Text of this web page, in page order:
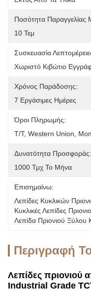
Ποσότητα Παραγγελίας
10 Τεμ
Συσκευασία
Χωριστό Κιβώτιο
Χρόνος Παράδοσης:
7 Εργάσιμες Ημέρες
Όροι Πληρωμής:
T/T, Western Union,
Δυνατότητα Προσφοράς:
1000 Τμχ Το Μήνα
Επισημαίνω:
Λεπίδες Κυκλικών
Κυκλικές Λεπίδες
Λεπίδα Πριονιού Ξύλου
Περιγραφή
Λεπίδες πριονιού
Industrial Grade